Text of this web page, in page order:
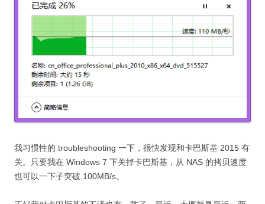
我习惯性的 troubleshooting 一下，很快发现和卡巴斯基 2015 有
关。只要我在 Windows 7 下关掉卡巴斯基，从 NAS 的拷贝速度
也可以一下子突破 100MB/s。